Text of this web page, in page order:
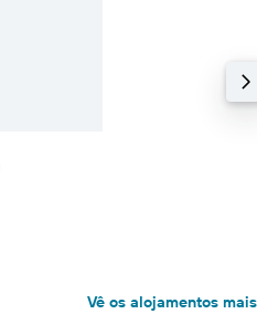
Vê os alojamentos mais